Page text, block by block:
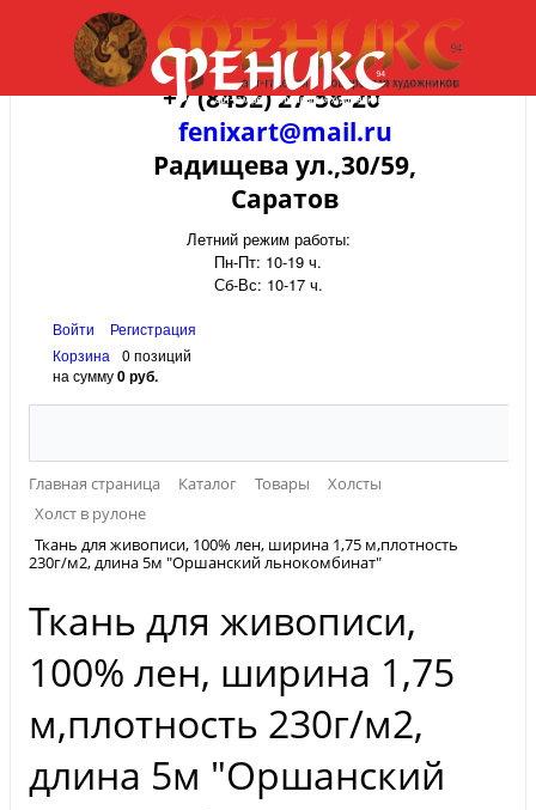
+7 (8452) 27-58-20
fenixart@mail.ru
Радищева ул.,30/59,
Саратов
Летний режим работы:
Пн-Пт: 10-19 ч.
Сб-Вс: 10-17 ч.
Войти
Регистрация
Корзина
0 позиций
на сумму0 руб.
Главная страница Каталог Товары
Холсты
Холст в рулоне
Ткань для живописи, 100% лен, ширина 1,75 м,плотность
230г/м2, длина 5м "Оршанский льнокомбинат"
Ткань для живописи,
100% лен, ширина 1,75
м,плотность 230г/м2,
длина 5м "Оршанский